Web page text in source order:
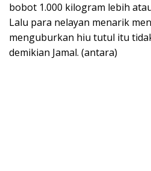
bobot 1.000 kilogram lebih
Lalu para nelayan menarik
menguburkan hiu tutul itu
demikian Jamal. (antara)